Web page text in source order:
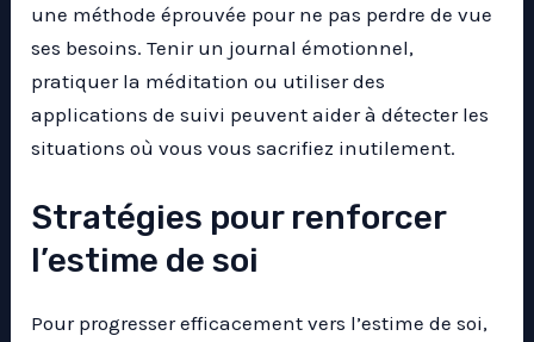
une méthode éprouvée pour ne pas perdre de vue
ses besoins. Tenir un journal émotionnel,
pratiquer la méditation ou utiliser des
applications de suivi peuvent aider à détecter les
situations où vous vous sacrifiez inutilement.
Stratégies pour renforcer
l’estime de soi
Pour progresser efficacement vers l’estime de soi,